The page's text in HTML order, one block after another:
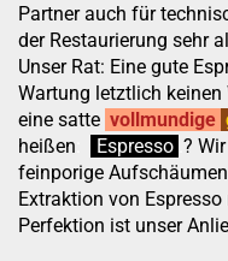
Partner auch für
der Restaurierung sehr
Unser Rat: Eine gute
Wartung letztlich keinen
eine satte vollmundige
heißen
Espresso ?
feinporige
Extraktion von
Perfektion ist unser